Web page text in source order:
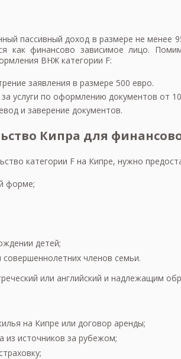
пассивный доход в размере не
как финансово зависимое лицо.
ВНЖ категории F:
заявления в размере 500 евро.
услуги по оформлению документов от
и заверение документов.
Кипра для
категории F на Кипре, нужно
форме;
детей;
членов семьи.
или английский и надлежащим
на Кипре или договор аренды;
из источников за рубежом;